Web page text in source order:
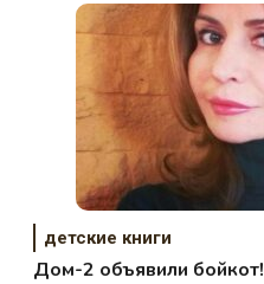
детские книги
Дом-2 объявили бойкот!